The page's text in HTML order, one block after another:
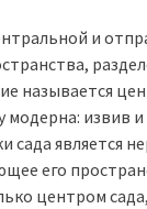
и
называется
модерна: извив
сада является
его
центром